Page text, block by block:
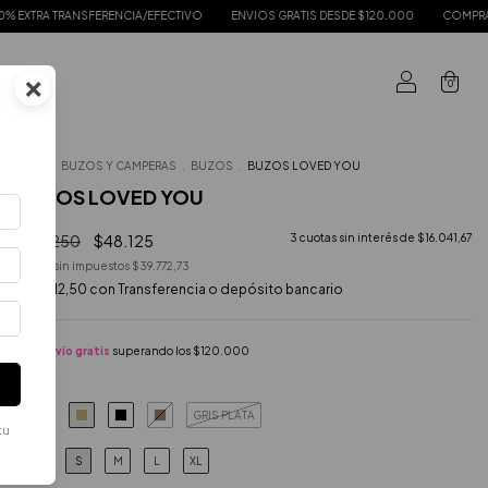
EFECTIVO ENVIOS GRATIS DESDE $120.000 COMPRÁ EN 3, 6 y 9 CUOTAS
0
BUZOS Y CAMPERAS BUZOS BUZOS LOVED YOU
BUZOS LOVED YOU
$96.250 $48.125 3 cuotas sin interés de $16.041,67
Precio sin impuestos $39.772,73
$43.312,50 con Transferencia o depósito bancario
Envío gratis superando los $120.000
GRIS PLATA
S M L XL
×